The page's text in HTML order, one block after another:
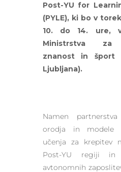
Post-YU for
(PYLE), ki bo v
10. do 14. ure,
Ministrstva za
znanost in šport
Ljubljana).
Namen
orodja in modele
učenja za krepitev
Post-YU regiji in
avtonomnih